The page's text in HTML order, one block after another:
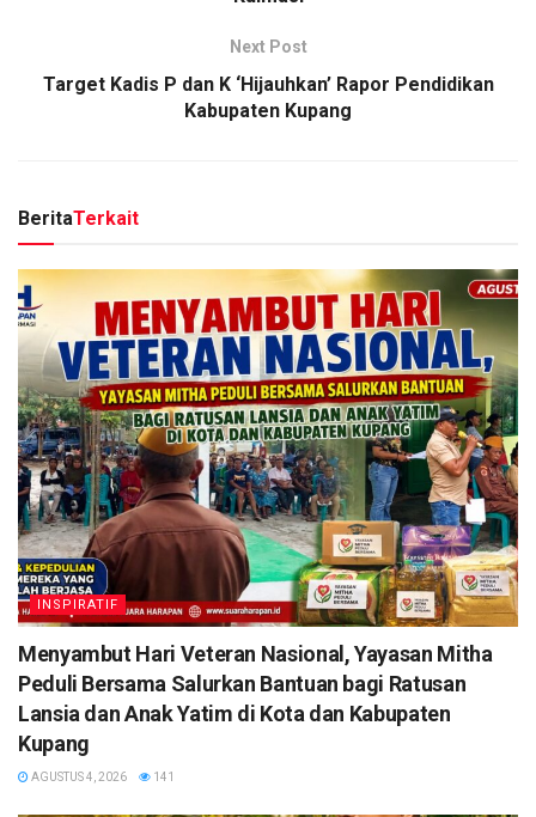
Next Post
Target Kadis P dan K ‘Hijauhkan’ Rapor Pendidikan
Kabupaten Kupang
BeritaTerkait
INSPIRATIF
​Menyambut Hari Veteran Nasional, Yayasan Mitha
Peduli Bersama Salurkan Bantuan bagi Ratusan
Lansia dan Anak Yatim di Kota dan Kabupaten
Kupang
AGUSTUS 4, 2026 141